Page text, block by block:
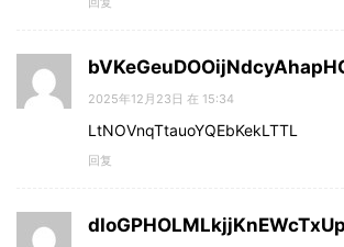
2025年12月23日 在 15:34
LtNOVnqTtauoYQEbKekLTTL
回复